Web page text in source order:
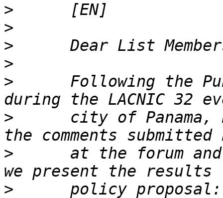
>
>
>
>
>
Following the
>
city of Panama,
>
at the forum
>